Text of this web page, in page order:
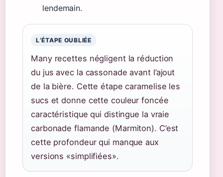
lendemain.
L’ÉTAPE OUBLIÉE
Many recettes négligent la réduction
du jus avec la cassonade avant l’ajout
de la bière. Cette étape caramelise les
sucs et donne cette couleur foncée
caractéristique qui distingue la vraie
carbonade flamande (Marmiton). C’est
cette profondeur qui manque aux
versions «simplifiées».